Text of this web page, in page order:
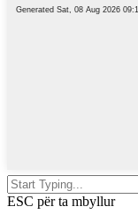
ESC për ta mbyllur